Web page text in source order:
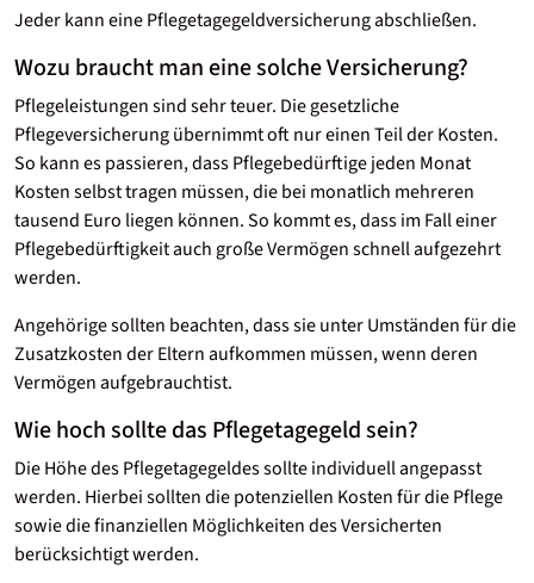
Jeder kann eine Pflegetagegeld­versicherung abschließen.
Wozu braucht man eine solche Versicherung?
Pflegeleistungen sind sehr teuer. Die gesetzliche
Pflegeversicherung übernimmt oft nur einen Teil der Kosten.
So kann es passieren, dass Pflegebedürftige jeden Monat
Kosten selbst tragen müssen, die bei monatlich mehreren
tausend Euro liegen können. So kommt es, dass im Fall einer
Pflegebedürftigkeit auch große Vermögen schnell aufgezehrt
werden.
Angehörige sollten beachten, dass sie unter Umständen für die
Zusatzkosten der Eltern aufkommen müssen, wenn deren
Vermögen aufgebrauchtist.
Wie hoch sollte das Pflegetagegeld sein?
Die Höhe des Pflegetagegeldes sollte individuell angepasst
werden. Hierbei sollten die potenziellen Kosten für die Pflege
sowie die finanziellen Möglichkeiten des Versicherten
berücksichtigt werden.